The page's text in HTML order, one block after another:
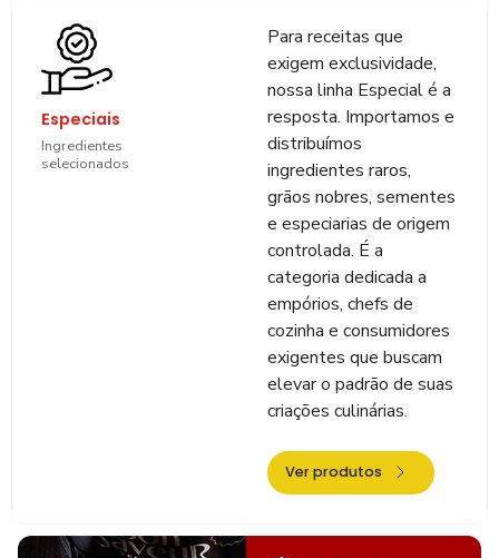
Especiais
Ingredientes
selecionados
Para receitas que
exigem exclusividade,
nossa linha Especial é a
resposta. Importamos e
distribuímos
ingredientes raros,
grãos nobres, sementes
e especiarias de origem
controlada. É a
categoria dedicada a
empórios, chefs de
cozinha e consumidores
exigentes que buscam
elevar o padrão de suas
criações culinárias.
Ver produtos